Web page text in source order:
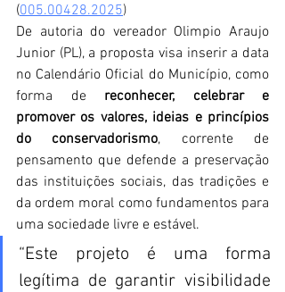
(005.00428.2025)
De autoria do vereador Olimpio Araujo
Junior (PL), a proposta visa inserir a data
no Calendário Oficial do Município, como
forma de reconhecer, celebrar e
promover os valores, ideias e princípios
do conservadorismo, corrente de
pensamento que defende a preservação
das instituições sociais, das tradições e
da ordem moral como fundamentos para
uma sociedade livre e estável.
“Este projeto é uma forma
legítima de garantir visibilidade